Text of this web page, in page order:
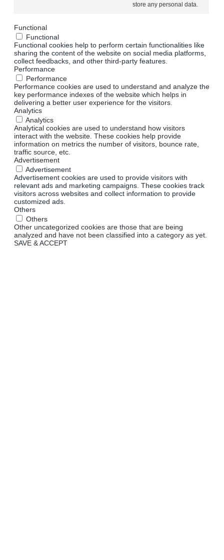
store any personal data.
Functional
Functional
Functional cookies help to perform certain functionalities like
sharing the content of the website on social media platforms,
collect feedbacks, and other third-party features.
Performance
Performance
Performance cookies are used to understand and analyze the
key performance indexes of the website which helps in
delivering a better user experience for the visitors.
Analytics
Analytics
Analytical cookies are used to understand how visitors
interact with the website. These cookies help provide
information on metrics the number of visitors, bounce rate,
traffic source, etc.
Advertisement
Advertisement
Advertisement cookies are used to provide visitors with
relevant ads and marketing campaigns. These cookies track
visitors across websites and collect information to provide
customized ads.
Others
Others
Other uncategorized cookies are those that are being
analyzed and have not been classified into a category as yet.
SAVE & ACCEPT